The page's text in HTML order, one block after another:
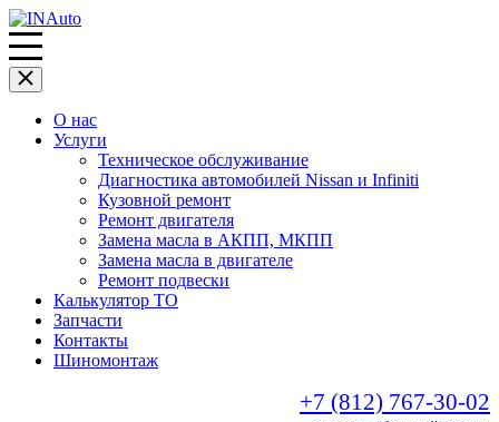
О нас
Услуги
Техническое обслуживание
Диагностика автомобилей Nissan и Infiniti
Кузовной ремонт
Ремонт двигателя
Замена масла в АКПП, МКПП
Замена масла в двигателе
Ремонт подвески
Калькулятор ТО
Запчасти
Контакты
Шиномонтаж
+7 (812) 767-30-02